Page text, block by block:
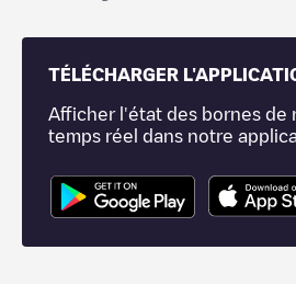
TÉLÉCHARGER
Afficher l'état des bornes de
temps réel dans notre